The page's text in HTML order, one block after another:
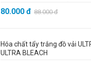
80.000đ 88.000đ
Hóa chất tẩy trắng đồ vải
ULTRA BLEACH